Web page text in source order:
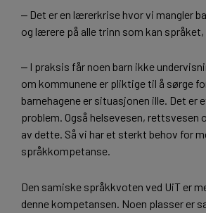
‒ Det er en lærerkrise hvor vi mangler
og lærere på alle trinn som kan språket,
‒ I praksis får noen barn ikke
om kommunene er pliktige til å sørge
barnehagene er situasjonen ille. Det er
problem. Også helsevesen, rettsvesen
av dette. Så vi har et sterkt behov for
språkkompetanse.
Den samiske språkkvoten ved UiT er
denne kompetansen. Noen plasser er